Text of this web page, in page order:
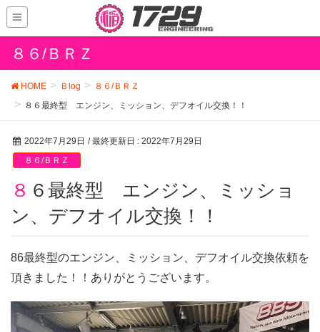
８６/ＢＲＺ
HOME Ｂlog
８６/ＢＲＺ
８６最終型 エンジン、ミッション、デフオイル交換！！
2022年7月29日 / 最終更新日 : 2022年7月29日
８６/ＢＲＺ
８６最終型 エンジン、ミッショ
ン、デフオイル交換！！
86最終型のエンジン、ミッション、デフオイル交換依頼を
頂きました！！ありがとうございます。